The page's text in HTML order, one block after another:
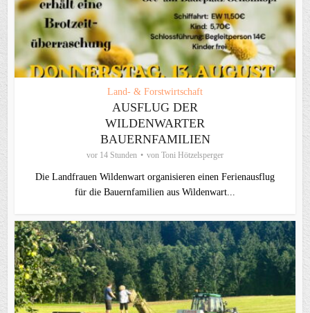
Land- & Forstwirtschaft
AUSFLUG DER
WILDENWARTER
BAUERNFAMILIEN
vor 14 Stunden von Toni Hötzelsperger
Die Landfrauen Wildenwart organisieren einen Ferienausflug
für die Bauernfamilien aus Wildenwart...